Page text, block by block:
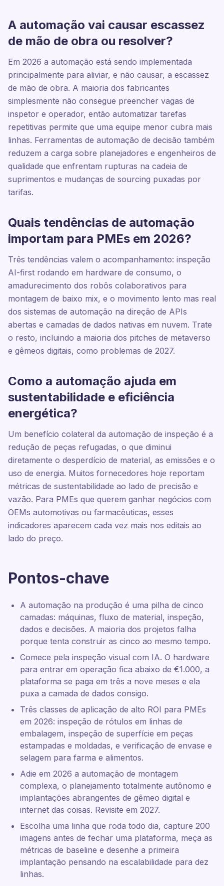
A automação vai causar escassez
de mão de obra ou resolver?
Em 2026 a automação está sendo implementada
principalmente para aliviar, e não causar, a escassez
de mão de obra. A maioria dos fabricantes
simplesmente não consegue preencher vagas de
inspetor e operador, então automatizar tarefas
repetitivas permite que uma equipe menor cubra mais
linhas. Ferramentas de automação de decisão também
reduzem a carga sobre planejadores e engenheiros de
qualidade que enfrentam rupturas na cadeia de
suprimentos e mudanças de sourcing puxadas por
tarifas.
Quais tendências de automação
importam para PMEs em 2026?
Três tendências valem o acompanhamento: inspeção
AI-first rodando em hardware de consumo, o
amadurecimento dos robôs colaborativos para
montagem de baixo mix, e o movimento lento mas real
dos sistemas de automação na direção de APIs
abertas e camadas de dados nativas em nuvem. Trate
o resto, incluindo a maioria dos pitches de metaverso
e gêmeos digitais, como problemas de 2027.
Como a automação ajuda em
sustentabilidade e eficiência
energética?
Um benefício colateral da automação de inspeção é a
redução de peças refugadas, o que diminui
diretamente o desperdício de material, as emissões e o
uso de energia. Muitos fornecedores hoje reportam
métricas de sustentabilidade ao lado de precisão e
vazão. Para PMEs que querem ganhar negócios com
OEMs automotivas ou farmacêuticas, esses
indicadores aparecem cada vez mais nos editais ao
lado do preço.
Pontos-chave
A automação na produção é uma pilha de cinco
camadas: máquinas, fluxo de material, inspeção,
dados e decisões. A maioria dos projetos falha
porque tenta construir as cinco ao mesmo tempo.
Comece pela inspeção visual com IA. O hardware
para entrar em operação fica abaixo de €1.000, a
plataforma se paga em três a nove meses e ela
puxa a camada de dados consigo.
Três classes de aplicação de alto ROI para PMEs
em 2026: inspeção de rótulos em linhas de
embalagem, inspeção de superfície em peças
estampadas e moldadas, e verificação de envase e
selagem para farma e alimentos.
Adie em 2026 a automação de montagem
complexa, o planejamento totalmente autônomo e
implantações abrangentes de gêmeo digital e
internet das coisas. Revisite em 2027.
Escolha uma linha que roda todo dia, capture 200
imagens antes de fechar uma plataforma, meça as
métricas de baseline e desenhe a primeira
implantação pensando na escalabilidade para dez
linhas.